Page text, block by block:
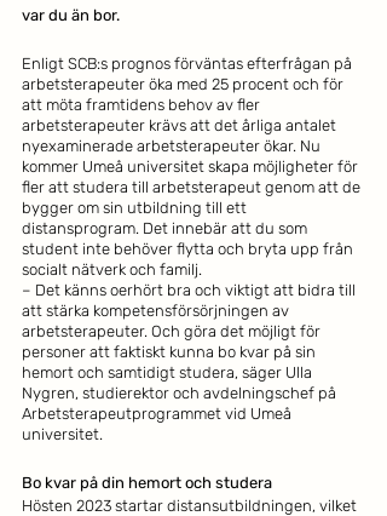
var du än bor.
Enligt SCB:s prognos förväntas efterfrågan på
arbetsterapeuter öka med 25 procent och för
att möta framtidens behov av fler
arbetsterapeuter krävs att det årliga antalet
nyexaminerade arbetsterapeuter ökar. Nu
kommer Umeå universitet skapa möjligheter för
fler att studera till arbetsterapeut genom att de
bygger om sin utbildning till ett
distansprogram. Det innebär att du som
student inte behöver flytta och bryta upp från
socialt nätverk och familj.
– Det känns oerhört bra och viktigt att bidra till
att stärka kompetensförsörjningen av
arbetsterapeuter. Och göra det möjligt för
personer att faktiskt kunna bo kvar på sin
hemort och samtidigt studera, säger Ulla
Nygren, studierektor och avdelningschef på
Arbetsterapeutprogrammet vid Umeå
universitet.
Bo kvar på din hemort och studera
Hösten 2023 startar distansutbildningen, vilket